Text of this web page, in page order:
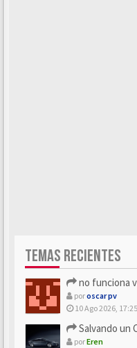
TEMAS RECIENTES
no funciona
poroscar pv
10 Ago 2026, 17:25
Salvando un
porEren